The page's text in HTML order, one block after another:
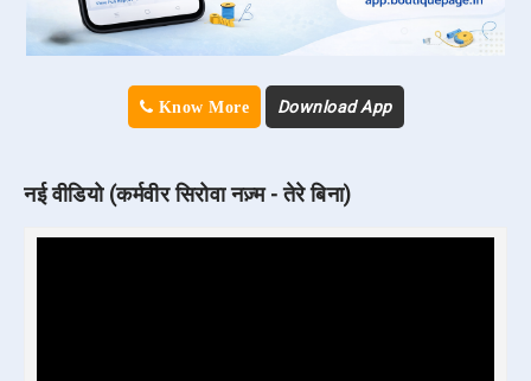
Know More Download App
नई वीडियो (कर्मवीर सिरोवा नज़्म - तेरे बिना)